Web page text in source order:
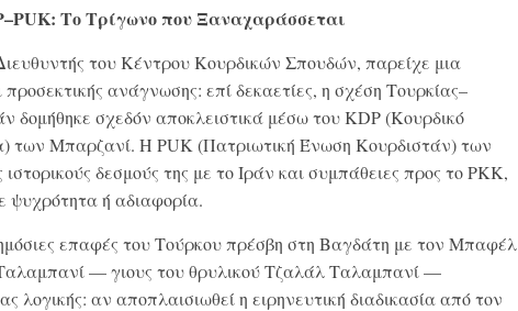
Το Τρίγωνο που Ξαναχαράσσεται
του Κέντρου Κουρδικών Σπουδών, παρείχε μια
ανάγνωσης: επί δεκαετίες, η σχέση Τουρκίας–
δομήθηκε σχεδόν αποκλειστικά μέσω του KDP (Κουρδικό
των Μπαρζανί. Η PUK (Πατριωτική Ένωση Κουρδιστάν) των
δεσμούς της με το Ιράν και συμπάθειες προς το PKK,
ψυχρότητα ή αδιαφορία.
επαφές του Τούρκου πρέσβη στη Βαγδάτη με τον Μπαφέλ
— γιους του θρυλικού Τζαλάλ Ταλαμπανί —
λογικής: αν αποπλαισιωθεί η ειρηνευτική διαδικασία από τον